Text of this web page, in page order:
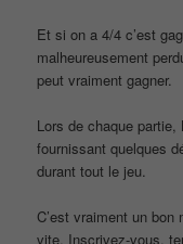
Et si on a 4/4 c’est
malheureusement
peut vraiment gagner.
Lors de chaque
fournissant quelques
durant tout le jeu.
C’est vraiment un
vite. Inscrivez-vous.